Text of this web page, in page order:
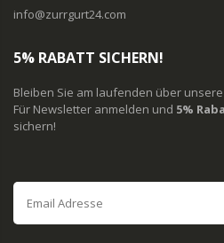
info@zurrgurt24.com
5% RABATT SICHERN!
Bleiben Sie am laufenden über
Für Newsletter anmelden und 5%
sichern!